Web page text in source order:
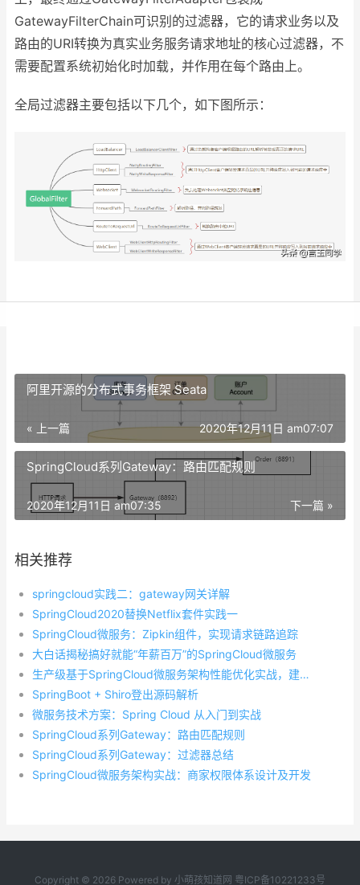
GatewayFilterChain可识别的过滤器，它的请求业务以及
路由的URI转换为真实业务服务请求地址的核心过滤器，不
需要配置系统初始化时加载，并作用在每个路由上。
全局过滤器主要包括以下几个，如下图所示：
阿里开源的分布式事务框架 Seata
« 上一篇 2020年12月11日 am07:07
SpringCloud系列Gateway：路由匹配规则
下一篇 »
2020年12月11日 am07:35
相关推荐
springcloud实践二：gateway网关详解
SpringCloud2020替换Netflix套件实践一
SpringCloud微服务：Zipkin组件，实现请求链路追踪
大白话揭秘搞好就能“年薪百万”的SpringCloud微服务
生产级基于SpringCloud微服务架构性能优化实战，建议收藏
SpringBoot + Shiro登出源码解析
微服务技术方案：Spring Cloud 从入门到实战
SpringCloud系列Gateway：路由匹配规则
SpringCloud系列Gateway：过滤器总结
SpringCloud微服务架构实战：商家权限体系设计及开发
Copyright © 2026 Powered by 小萌孩知道网 粤ICP备10221233号